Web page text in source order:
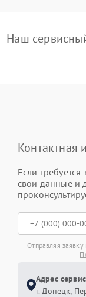
Наш
Контактная
Если требуется
свои данные и
Отправляя
Адрес
г. Донецк,